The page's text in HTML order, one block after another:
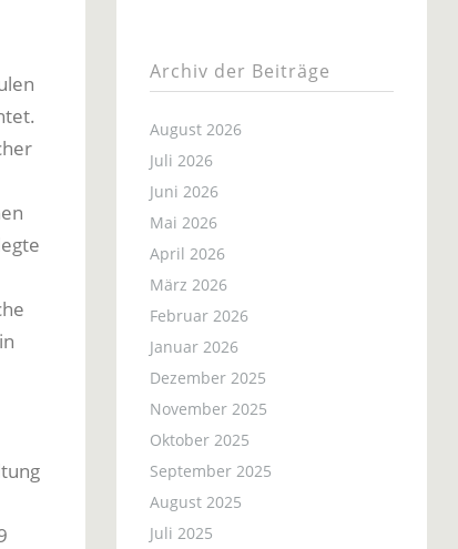
Archiv der Beiträge
August 2026
Juli 2026
Juni 2026
Mai 2026
April 2026
März 2026
Februar 2026
Januar 2026
Dezember 2025
November 2025
Oktober 2025
September 2025
August 2025
Juli 2025